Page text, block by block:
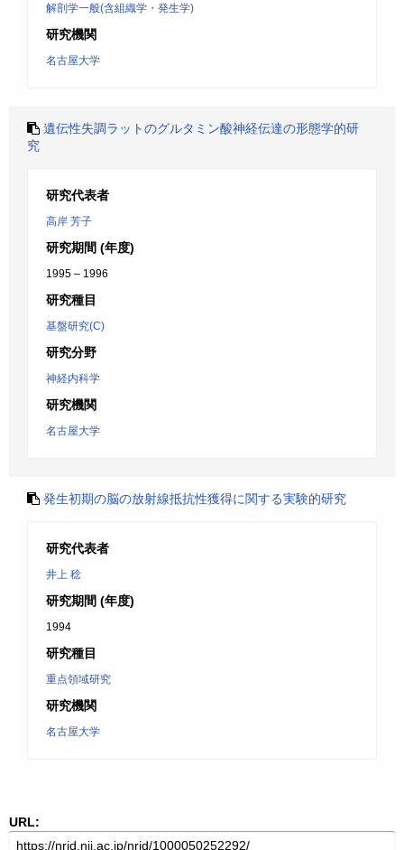
解剖学一般(含組織学・発生学)
研究機関
名古屋大学
遺伝性失調ラットのグルタミン酸神経伝達の形態学的研
究
研究代表者
高岸 芳子
研究期間 (年度)
1995 – 1996
研究種目
基盤研究(C)
研究分野
神経内科学
研究機関
名古屋大学
発生初期の脳の放射線抵抗性獲得に関する実験的研究
研究代表者
井上 稔
研究期間 (年度)
1994
研究種目
重点領域研究
研究機関
名古屋大学
URL: